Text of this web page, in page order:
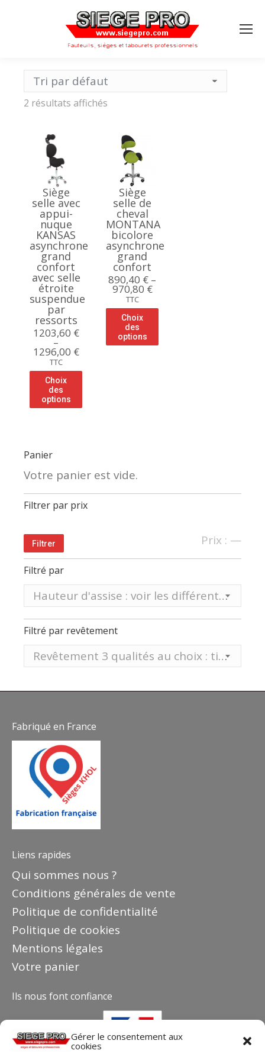
Gérer le consentement aux
cookies
2 résultats affichés
Siège
selle avec
appui-
nuque
KANSAS
asynchrone
grand
confort
avec selle
étroite
suspendue
par
ressorts
1203,60 €
–
1296,00 €
TTC
Choix
des
options
Siège
selle de
cheval
MONTANA
bicolore
asynchrone
grand
confort
890,40 € –
970,80 €
TTC
Choix
des
options
Panier
Votre panier est vide.
Filtrer par prix
Prix
Prix
Filtrer Prix : —
Filtré par
Hauteur d'assise : voir les différentes hauteurs sur tableau ci-dessous
Filtré par revêtement
Revêtement 3 qualités au choix : tissu, vinyle aspect mat EP ou vinyle aspect lisse ST
Fabriqué en France
Liens rapides
Qui sommes nous ?
Conditions générales de vente
Politique de confidentialité
Politique de cookies
Mentions légales
Votre panier
Ils nous font confiance